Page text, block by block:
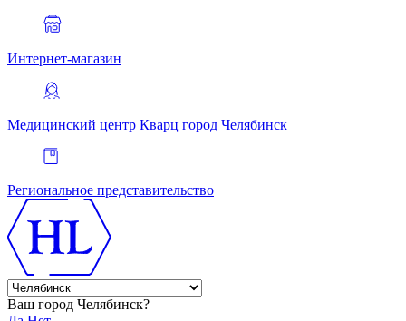
Интернет-магазин
Медицинский центр Кварц город Челябинск
Региональное представительство
Ваш город Челябинск?